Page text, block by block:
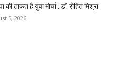
की ताकत है युवा मोर्चा : डॉ. रोहित मिश्रा
5, 2026